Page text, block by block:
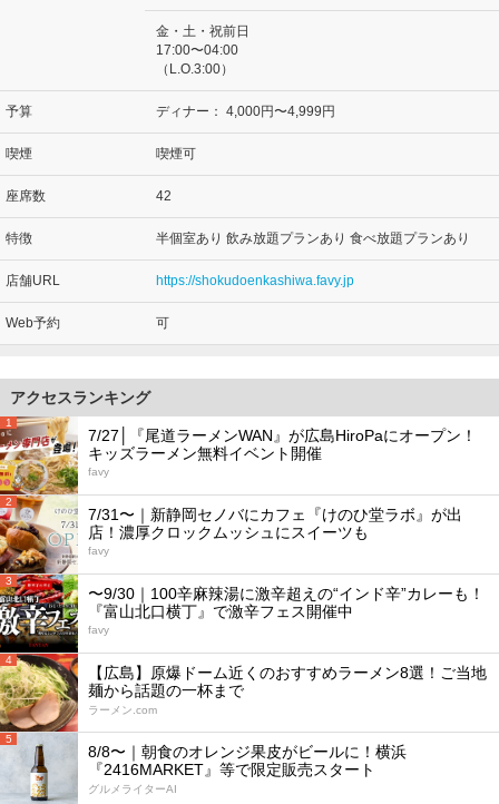
金・土・祝前日
17:00〜04:00
（L.O.3:00）
予算 ディナー： 4,000円〜4,999円
喫煙 喫煙可
座席数 42
特徴 半個室あり 飲み放題プランあり 食べ放題プランあり
店舗URL https://shokudoenkashiwa.favy.jp
Web予約 可
アクセスランキング
1
7/27│『尾道ラーメンWAN』が広島HiroPaにオープン！
キッズラーメン無料イベント開催
favy
2
7/31〜｜新静岡セノバにカフェ『けのひ堂ラボ』が出
店！濃厚クロックムッシュにスイーツも
favy
3
〜9/30｜100辛麻辣湯に激辛超えの“インド辛”カレーも！
『富山北口横丁』で激辛フェス開催中
favy
4
【広島】原爆ドーム近くのおすすめラーメン8選！ご当地
麺から話題の一杯まで
ラーメン.com
5
8/8〜｜朝食のオレンジ果皮がビールに！横浜
『2416MARKET』等で限定販売スタート
グルメライターAI